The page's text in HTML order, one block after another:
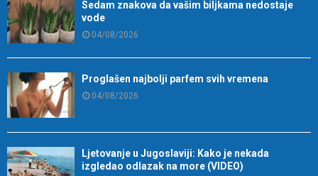
Sedam znakova da vašim biljkama nedostaje
vode
04/08/2026
Proglašen najbolji parfem svih vremena
04/08/2026
Ljetovanje u Jugoslaviji: Kako je nekada
izgledao odlazak na more (VIDEO)